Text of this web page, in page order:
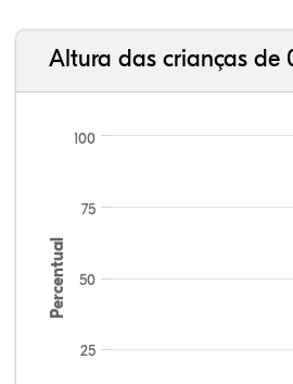
Altura das crianças de
Percentual
25
50
75
100